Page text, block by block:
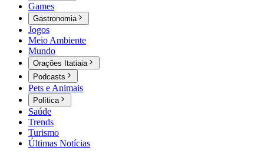
Games
Gastronomia
Jogos
Meio Ambiente
Mundo
Orações Itatiaia
Podcasts
Pets e Animais
Política
Saúde
Trends
Turismo
Últimas Notícias